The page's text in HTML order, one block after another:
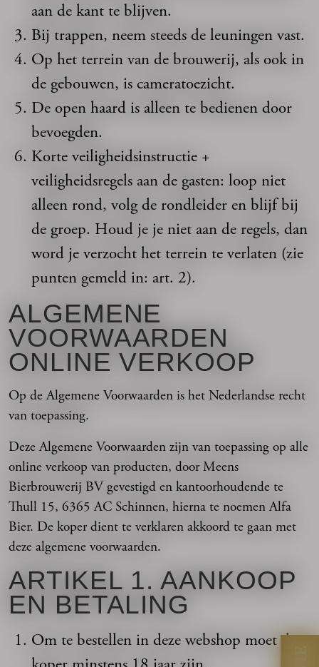
aan de kant te blijven.
Bij trappen, neem steeds de leuningen vast.
Op het terrein van de brouwerij, als ook in
de gebouwen, is cameratoezicht.
De open haard is alleen te bedienen door
bevoegden.
Korte veiligheidsinstructie +
veiligheidsregels aan de gasten: loop niet
alleen rond, volg de rondleider en blijf bij
de groep. Houd je je niet aan de regels, dan
word je verzocht het terrein te verlaten (zie
punten gemeld in: art. 2).
ALGEMENE
VOORWAARDEN
ONLINE VERKOOP
Op de Algemene Voorwaarden is het Nederlandse recht
van toepassing.
Deze Algemene Voorwaarden zijn van toepassing op alle
online verkoop van producten, door Meens
Bierbrouwerij BV gevestigd en kantoorhoudende te
Thull 15, 6365 AC Schinnen, hierna te noemen Alfa
Bier. De koper dient te verklaren akkoord te gaan met
deze algemene voorwaarden.
ARTIKEL 1. AANKOOP
EN BETALING
Om te bestellen in deze webshop moet de